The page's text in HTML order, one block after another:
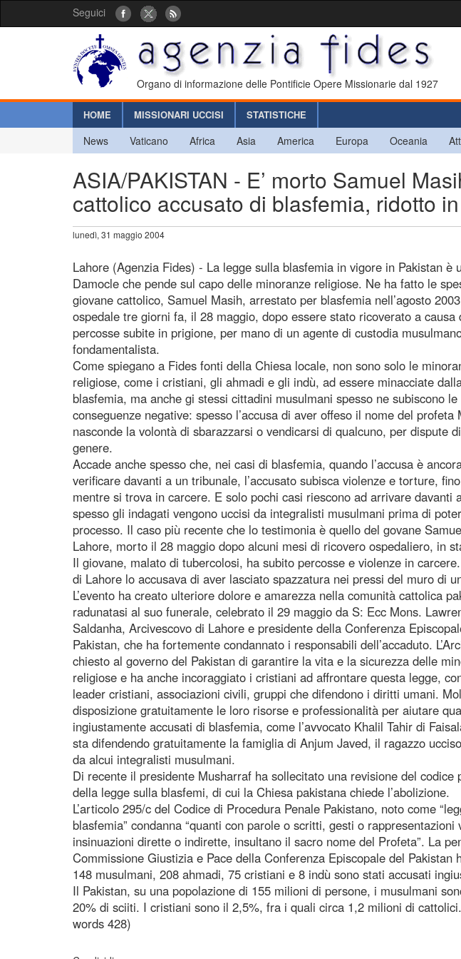
Seguici
Organo di informazione delle Pontificie Opere Missionarie dal 1927
HOME MISSIONARI UCCISI STATISTICHE
News Vaticano Africa Asia America Europa Oceania
ASIA/PAKISTAN - E’ morto Samuel
cattolico accusato di blasfemia, ridotto
lunedì, 31 maggio 2004
Lahore (Agenzia Fides) - La legge sulla blasfemia in vigore in Pakistan è
Damocle che pende sul capo delle minoranze religiose. Ne ha fatto le
giovane cattolico, Samuel Masih, arrestato per blasfemia nell’agosto
ospedale tre giorni fa, il 28 maggio, dopo essere stato ricoverato a causa
percosse subite in prigione, per mano di un agente di custodia
fondamentalista.
Come spiegano a Fides fonti della Chiesa locale, non sono solo le
religiose, come i cristiani, gli ahmadi e gli indù, ad essere minacciate
blasfemia, ma anche gi stessi cittadini musulmani spesso ne subiscono le
conseguenze negative: spesso l’accusa di aver offeso il nome del profeta
nasconde la volontà di sbarazzarsi o vendicarsi di qualcuno, per dispute
genere.
Accade anche spesso che, nei casi di blasfemia, quando l’accusa è
verificare davanti a un tribunale, l’accusato subisca violenze e torture,
mentre si trova in carcere. E solo pochi casi riescono ad arrivare davanti
spesso gli indagati vengono uccisi da integralisti musulmani prima di
processo. Il caso più recente che lo testimonia è quello del govane
Lahore, morto il 28 maggio dopo alcuni mesi di ricovero ospedaliero, in
Il giovane, malato di tubercolosi, ha subito percosse e violenze in
di Lahore lo accusava di aver lasciato spazzatura nei pressi del muro di
L’evento ha creato ulteriore dolore e amarezza nella comunità cattolica
radunatasi al suo funerale, celebrato il 29 maggio da S: Ecc Mons.
Saldanha, Arcivescovo di Lahore e presidente della Conferenza
Pakistan, che ha fortemente condannato i responsabili dell’accaduto.
chiesto al governo del Pakistan di garantire la vita e la sicurezza delle
religiose e ha anche incoraggiato i cristiani ad affrontare questa legge,
leader cristiani, associazioni civili, gruppi che difendono i diritti umani.
disposizione gratuitamente le loro risorse e professionalità per aiutare
ingiustamente accusati di blasfemia, come l’avvocato Khalil Tahir di
sta difendendo gratuitamente la famiglia di Anjum Javed, il ragazzo
da alcui integralisti musulmani.
Di recente il presidente Musharraf ha sollecitato una revisione del codice
della legge sulla blasfemi, di cui la Chiesa pakistana chiede l’abolizione.
L’articolo 295/c del Codice di Procedura Penale Pakistano, noto come
blasfemia” condanna “quanti con parole o scritti, gesti o rappresentazioni
insinuazioni dirette o indirette, insultano il sacro nome del Profeta”. La
Commissione Giustizia e Pace della Conferenza Episcopale del
148 musulmani, 208 ahmadi, 75 cristiani e 8 indù sono stati accusati
Il Pakistan, su una popolazione di 155 milioni di persone, i musulmani
20% di sciiti. I cristiani sono il 2,5%, fra i quali circa 1,2 milioni di
words 428)